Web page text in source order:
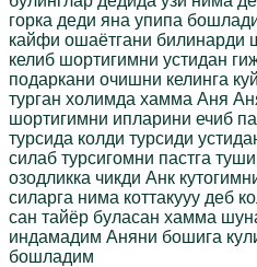
горка деди яна упипа
кайфи ошаётгани билинарди
келиб шортигимни устидан
подаркани очишни келинга
турган холимда хамма Аня
шортигимни ипларини ечиб
турсида колди турсиди
силаб турсигомни пастга
озодликка чикди Анк
силарга нима коттакууу деб
сан тайёр буласан хамма
индамадим Аняни бошига
бошладим